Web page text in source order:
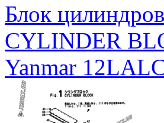
Блок цилиндров
CYLINDER
Yanmar